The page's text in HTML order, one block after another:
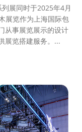
展同时于2025年4月
展览作为上海国际包
从事展览展示的设计
展览搭建服务。...